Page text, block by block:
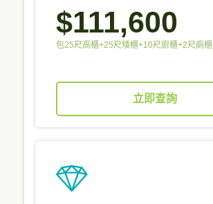
$111,600
包25尺高櫃+25尺矮櫃+10尺廚櫃+2尺廁櫃
立即查詢